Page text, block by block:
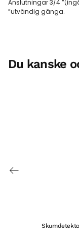
Anslutningar 3/4
”utvändig gänga.
Du kanske